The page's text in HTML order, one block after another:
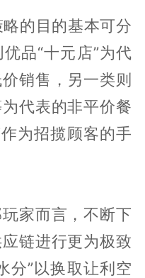
的目的基本可分
品“十元店”为代
销售，另一类则
代表的非平价餐
为招揽顾客的手
家而言，不断下
链进行更为极致
分”以换取让利空